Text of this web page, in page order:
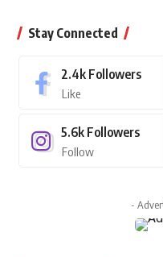
Stay Connected
2.4k Followers
Like
5.6k Followers
Follow
-